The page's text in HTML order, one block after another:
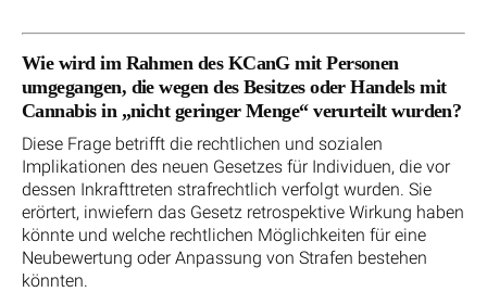
Wie wird im Rahmen des KCanG mit Personen
umgegangen, die wegen des Besitzes oder Handels mit
Cannabis in „nicht geringer Menge“ verurteilt wurden?
Diese Frage betrifft die rechtlichen und sozialen
Implikationen des neuen Gesetzes für Individuen, die vor
dessen Inkrafttreten strafrechtlich verfolgt wurden. Sie
erörtert, inwiefern das Gesetz retrospektive Wirkung haben
könnte und welche rechtlichen Möglichkeiten für eine
Neubewertung oder Anpassung von Strafen bestehen
könnten.